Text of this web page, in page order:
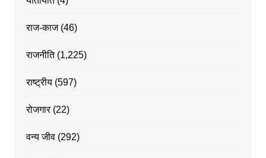
राज-काज(46)
राजनीति(1,225)
राष्ट्रीय(597)
रोजगार(22)
वन्य जीव(292)